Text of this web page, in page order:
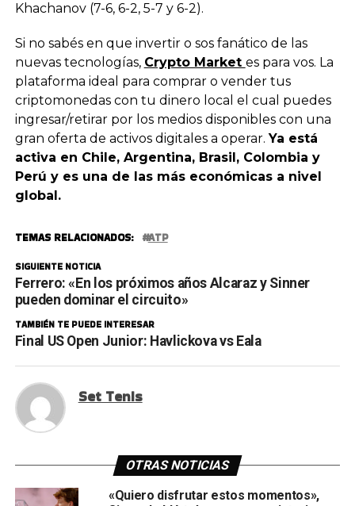
Khachanov (7-6, 6-2, 5-7 y 6-2).
Si no sabés en que invertir o sos fanático de las
nuevas tecnologías, Crypto Market es para vos. La
plataforma ideal para comprar o vender tus
criptomonedas con tu dinero local el cual puedes
ingresar/retirar por los medios disponibles con una
gran oferta de activos digitales a operar.Ya está
activa en Chile, Argentina, Brasil, Colombia y
Perú y es una de las más económicas a nivel
global.
TEMAS RELACIONADOS: ATP
SIGUIENTE NOTICIA
Ferrero: «En los próximos años Alcaraz y Sinner
pueden dominar el circuito»
TAMBIÉN TE PUEDE INTERESAR
Final US Open Junior: Havlickova vs Eala
Set Tenis
OTRAS NOTICIAS
«Quiero disfrutar estos momentos»,